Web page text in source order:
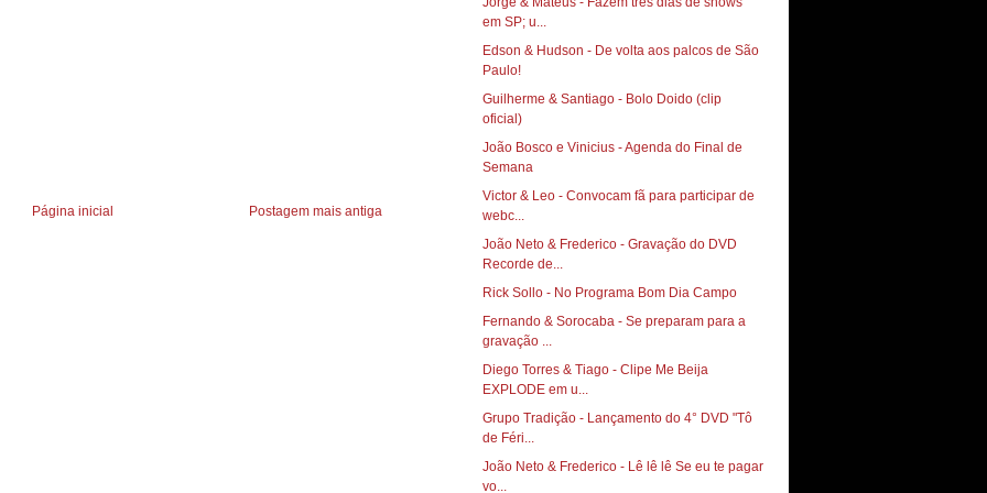
Postagem mais antiga
Página inicial
em SP; u...
Edson & Hudson - De volta aos palcos de São
Paulo!‏
Guilherme & Santiago - Bolo Doido (clip
oficial)
João Bosco e Vinicius - Agenda do Final de
Semana
Victor & Leo - Convocam fã para participar de
webc...
João Neto & Frederico - Gravação do DVD
Recorde de...
Rick Sollo - No Programa Bom Dia Campo‏
Fernando & Sorocaba - Se preparam para a
gravação ...
Diego Torres & Tiago - Clipe Me Beija
EXPLODE em u...
Grupo Tradição - Lançamento do 4° DVD "Tô
de Féri...
João Neto & Frederico - Lê lê lê Se eu te pagar
vo...